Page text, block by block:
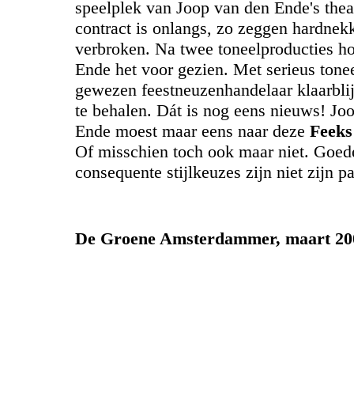
speelplek van Joop van den Ende's
contract is onlangs, zo zeggen
verbroken. Na twee toneelproducties
Ende het voor gezien. Met serieus
gewezen feestneuzenhandelaar
te behalen. Dát is nog eens nieuws!
Ende moest maar eens naar deze Feeks
Of misschien toch ook maar niet.
consequente stijlkeuzes zijn niet zijn
De Groene Amsterdammer, maart